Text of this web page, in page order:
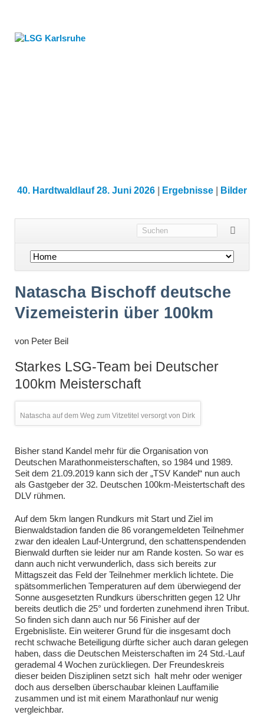
40. Hardtwaldlauf 28. Juni 2026 Ergebnisse Bilder
Navigation
Natascha Bischoff deutsche
Vizemeisterin über 100km
von Peter Beil
Starkes LSG-Team bei Deutscher
100km Meisterschaft
Natascha auf dem Weg zum Vitzetitel versorgt von Dirk
Bisher stand Kandel mehr für die Organisation von
Deutschen Marathonmeisterschaften, so 1984 und 1989.
Seit dem 21.09.2019 kann sich der „TSV Kandel“ nun auch
als Gastgeber der 32. Deutschen 100km-Meistertschaft des
DLV rühmen.
Auf dem 5km langen Rundkurs mit Start und Ziel im
Bienwaldstadion fanden die 86 vorangemeldeten Teilnehmer
zwar den idealen Lauf-Untergrund, den schattenspendenden
Bienwald durften sie leider nur am Rande kosten. So war es
dann auch nicht verwunderlich, dass sich bereits zur
Mittagszeit das Feld der Teilnehmer merklich lichtete. Die
spätsommerlichen Temperaturen auf dem überwiegend der
Sonne ausgesetzten Rundkurs überschritten gegen 12 Uhr
bereits deutlich die 25° und forderten zunehmend ihren Tribut.
So finden sich dann auch nur 56 Finisher auf der
Ergebnisliste. Ein weiterer Grund für die insgesamt doch
recht schwache Beteiligung dürfte sicher auch daran gelegen
haben, dass die Deutschen Meisterschaften im 24 Std.-Lauf
gerademal 4 Wochen zurückliegen. Der Freundeskreis
dieser beiden Disziplinen setzt sich halt mehr oder weniger
doch aus derselben überschaubar kleinen Lauffamilie
zusammen und ist mit einem Marathonlauf nur wenig
vergleichbar.